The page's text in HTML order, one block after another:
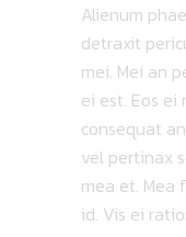
Alienum
detraxit
mei. Mei an
ei est. Eos ei
consequat
vel pertinax
mea et. Mea
id. Vis ei